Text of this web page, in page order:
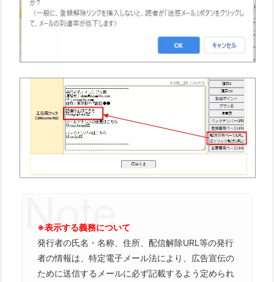
※表示する義務について
発行者の氏名・名称、住所、配信解除URL等の発行
者の情報は、特定電子メール法により、広告宣伝の
ために送信するメールに必ず記載するよう定められ